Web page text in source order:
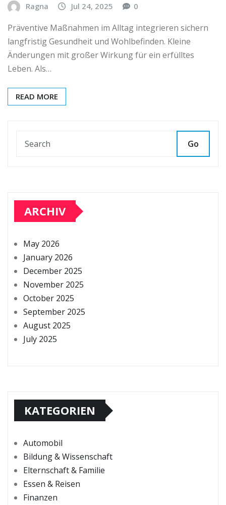
Ragna Jul 24, 2025 0
Präventive Maßnahmen im Alltag integrieren sichern
langfristig Gesundheit und Wohlbefinden. Kleine
Änderungen mit großer Wirkung für ein erfülltes
Leben. Als…
READ MORE
Go
ARCHIV
May 2026
January 2026
December 2025
November 2025
October 2025
September 2025
August 2025
July 2025
KATEGORIEN
Automobil
Bildung & Wissenschaft
Elternschaft & Familie
Essen & Reisen
Finanzen